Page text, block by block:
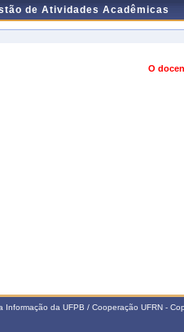
de Atividades Acadêmicas
O
Informação da UFPB / Cooperação UFRN -